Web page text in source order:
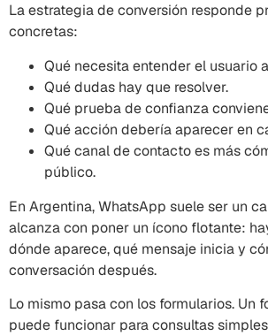
La estrategia de conversión responde
concretas:
Qué necesita entender el usuario
Qué dudas hay que resolver.
Qué prueba de confianza
Qué acción debería aparecer en
Qué canal de contacto es más
público.
En Argentina, WhatsApp suele ser un
alcanza con poner un ícono flotante:
dónde aparece, qué mensaje inicia y
conversación después.
Lo mismo pasa con los formularios. Un
puede funcionar para consultas